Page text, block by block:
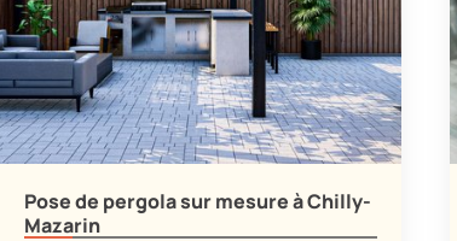
Pose de pergola sur mesure à Chilly-
Mazarin